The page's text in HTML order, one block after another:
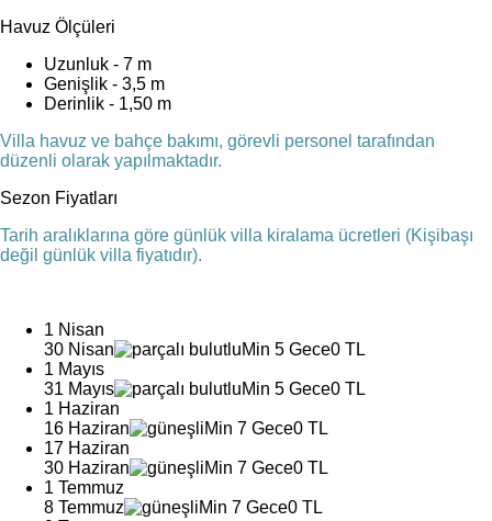
Havuz Ölçüleri
Uzunluk - 7 m
Genişlik - 3,5 m
Derinlik - 1,50 m
Villa havuz ve bahçe bakımı, görevli personel tarafından
düzenli olarak yapılmaktadır.
Sezon Fiyatları
Tarih aralıklarına göre günlük villa kiralama ücretleri (Kişibaşı
değil günlük villa fiyatıdır).
1 Nisan
30 Nisan
Min 5 Gece0 TL
1 Mayıs
31 Mayıs
Min 5 Gece0 TL
1 Haziran
16 Haziran
Min 7 Gece0 TL
17 Haziran
30 Haziran
Min 7 Gece0 TL
1 Temmuz
8 Temmuz
Min 7 Gece0 TL